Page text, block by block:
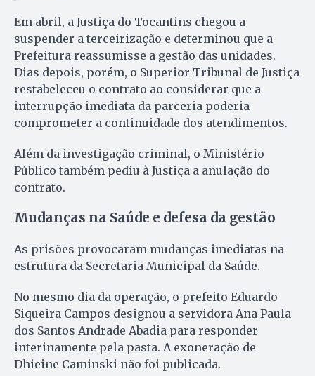
Em abril, a Justiça do Tocantins chegou a
suspender a terceirização e determinou que a
Prefeitura reassumisse a gestão das unidades.
Dias depois, porém, o Superior Tribunal de Justiça
restabeleceu o contrato ao considerar que a
interrupção imediata da parceria poderia
comprometer a continuidade dos atendimentos.
Além da investigação criminal, o Ministério
Público também pediu à Justiça a anulação do
contrato.
Mudanças na Saúde e defesa da gestão
As prisões provocaram mudanças imediatas na
estrutura da Secretaria Municipal da Saúde.
No mesmo dia da operação, o prefeito Eduardo
Siqueira Campos designou a servidora Ana Paula
dos Santos Andrade Abadia para responder
interinamente pela pasta. A exoneração de
Dhieine Caminski não foi publicada.